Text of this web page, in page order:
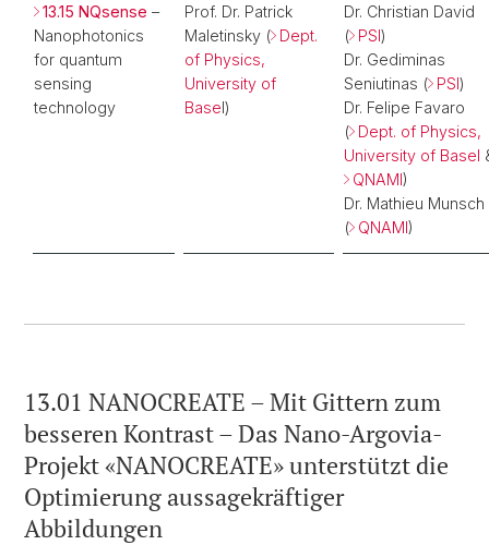
13.15 NQsense –
Nanophotonics
for quantum
sensing
technology
Prof. Dr. Patrick
Maletinsky ( Dept.
of Physics,
University of
Basel)
Dr. Christian David
( PSI)
Dr. Gediminas
Seniutinas ( PSI)
Dr. Felipe Favaro
( Dept. of Physics,
University of Basel
QNAMI)
Dr. Mathieu Munsch
( QNAMI)
13.01 NANOCREATE – Mit Gittern zum
besseren Kontrast – Das Nano-Argovia-
Projekt «NANOCREATE» unterstützt die
Optimierung aussagekräftiger
Abbildungen